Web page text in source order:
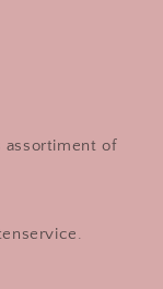
assortiment of